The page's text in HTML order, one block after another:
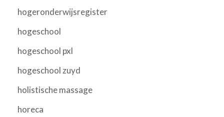
hogeronderwijsregister
hogeschool
hogeschool pxl
hogeschool zuyd
holistische massage
horeca